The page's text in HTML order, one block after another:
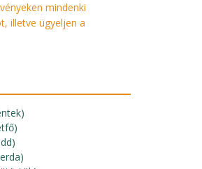
mindenki
illetve ügyeljen a